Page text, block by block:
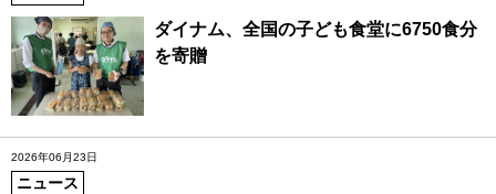
ダイナム、全国の子ども食堂に6750食分
を寄贈
2026年06月23日
ニュース